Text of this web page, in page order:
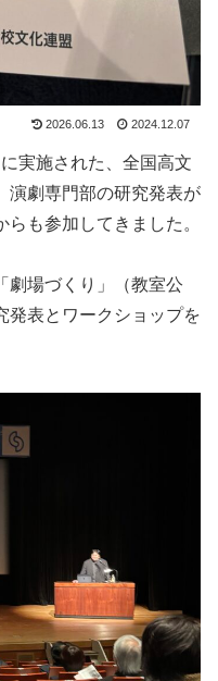
2026.06.13 2024.12.07
実施された、全国高文
演劇専門部の研究発表が
も参加してきました。
劇場づくり」（教室公
発表とワークショップを